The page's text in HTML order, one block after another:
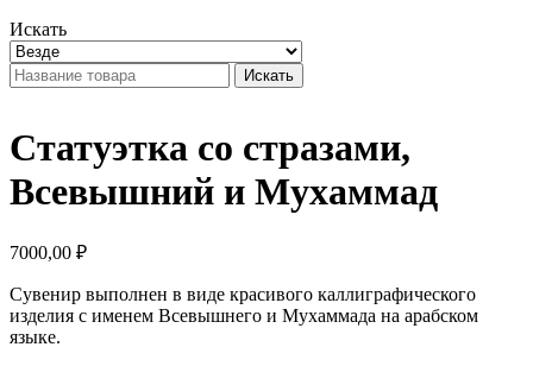
Искать
Искать
Статуэтка со стразами,
Всевышний и Мухаммад
7000,00 ₽
Сувенир выполнен в виде красивого каллиграфического
изделия с именем Всевышнего и Мухаммада на арабском
языке.